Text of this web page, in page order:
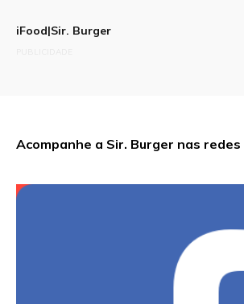
iFood|Sir. Burger
Acompanhe a Sir. Burger nas redes